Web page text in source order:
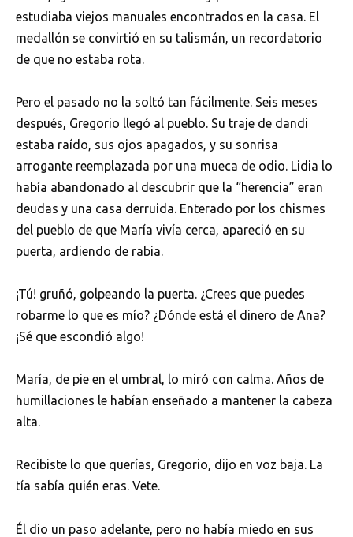
estudiaba viejos manuales encontrados en la casa. El
medallón se convirtió en su talismán, un recordatorio
de que no estaba rota.
Pero el pasado no la soltó tan fácilmente. Seis meses
después, Gregorio llegó al pueblo. Su traje de dandi
estaba raído, sus ojos apagados, y su sonrisa
arrogante reemplazada por una mueca de odio. Lidia lo
había abandonado al descubrir que la “herencia” eran
deudas y una casa derruida. Enterado por los chismes
del pueblo de que María vivía cerca, apareció en su
puerta, ardiendo de rabia.
¡Tú! gruñó, golpeando la puerta. ¿Crees que puedes
robarme lo que es mío? ¿Dónde está el dinero de Ana?
¡Sé que escondió algo!
María, de pie en el umbral, lo miró con calma. Años de
humillaciones le habían enseñado a mantener la cabeza
alta.
Recibiste lo que querías, Gregorio, dijo en voz baja. La
tía sabía quién eras. Vete.
Él dio un paso adelante, pero no había miedo en sus